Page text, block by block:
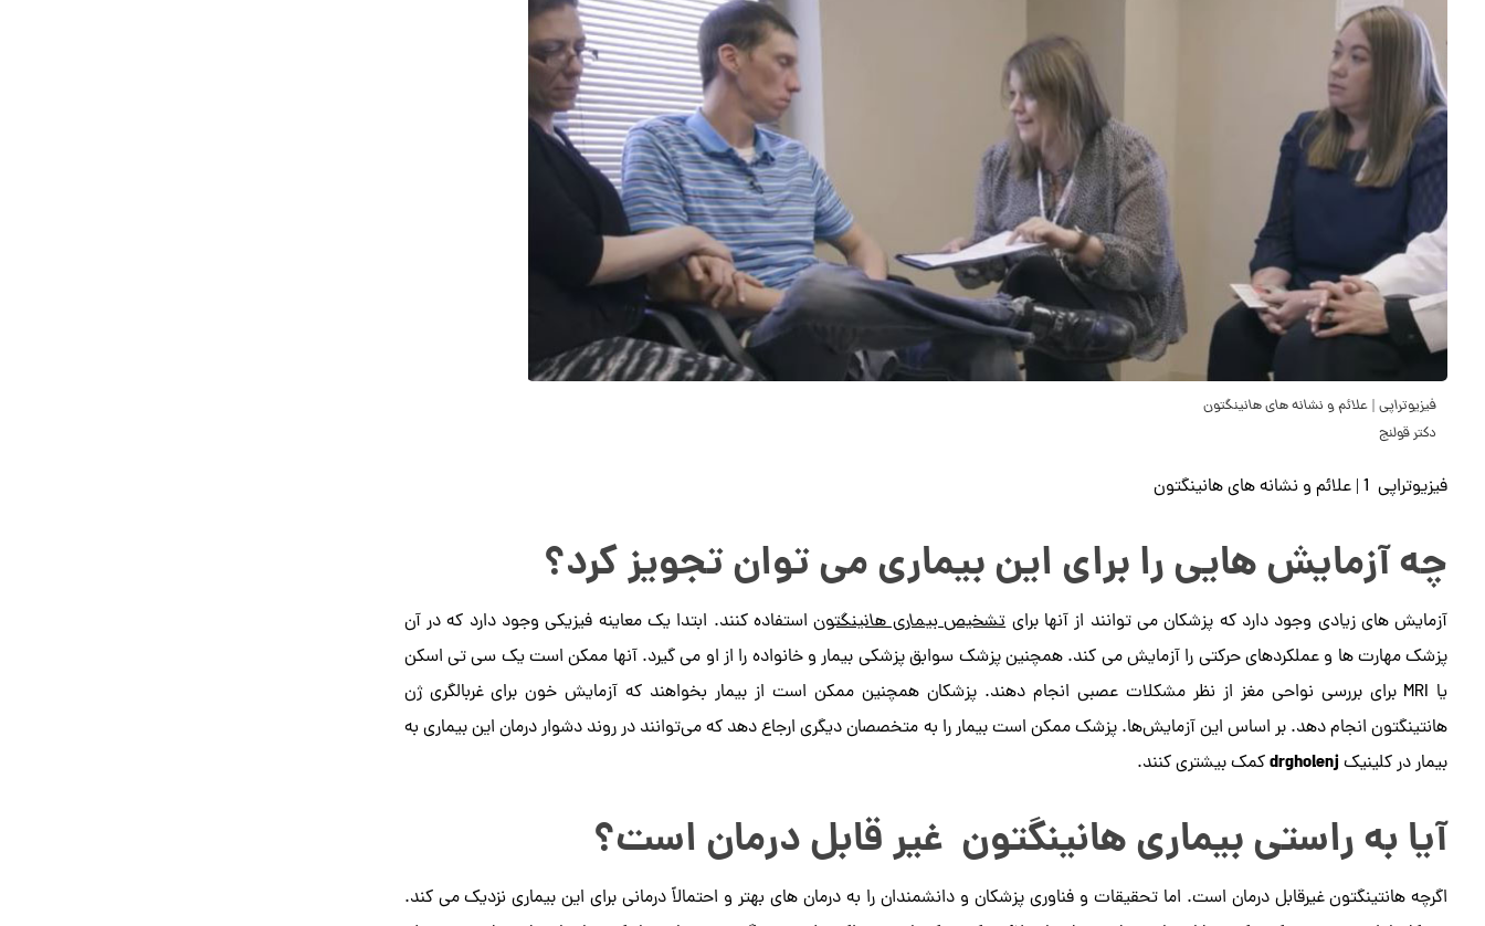
فیزیوتراپی | علائم و نشانه های هانینگتون
دکتر قولنج
فیزیوتراپی 1 | علائم و نشانه های هانینگتون
چه آزمایش هایی را برای این بیماری می توان تجویز کرد؟
آزمایش های زیادی وجود دارد که پزشکان می توانند از آنها برایتشخیص بیماری هانینگتوناستفاده کنند. ابتدا یک معاینه فیزیکی وجود دارد که در آن
پزشک مهارت ها و عملکردهای حرکتی را آزمایش می کند. همچنین پزشک سوابق پزشکی بیمار و خانواده را از او می گیرد. آنها ممکن است یک سی تی اسکن
یا MRI برای بررسی نواحی مغز از نظر مشکلات عصبی انجام دهند. پزشکان همچنین ممکن است از بیمار بخواهند که آزمایش خون برای غربالگری ژن
هانتینگتون انجام دهد. بر اساس این آزمایش‌ها. پزشک ممکن است بیمار را به متخصصان دیگری ارجاع دهد که می‌توانند در روند دشوار درمان این بیماری به
بیمار در کلینیک drgholenjکمک بیشتری کنند.
آیا به راستی بیماری هانینگتون غیر قابل درمان است؟
اگرچه هانتینگتون غیرقابل درمان است. اما تحقیقات و فناوری پزشکان و دانشمندان را به درمان های بهتر و احتمالاً درمانی برای این بیماری نزدیک می کند.